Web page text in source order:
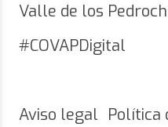
Valle de los
#COVAPDigital
Aviso legal Política